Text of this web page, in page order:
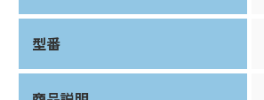
型番